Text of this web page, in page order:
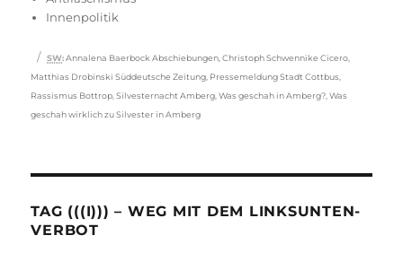
Innenpolitik
Schlagwörter
SW: Annalena Baerbock Abschiebungen ,Christoph Schwennike Cicero
Matthias Drobinski Süddeutsche Zeitung Pressemeldung Stadt Cottbus
Rassismus Bottrop ,Silvesternacht Amberg ,Was geschah in Amberg? ,Was
geschah wirklich zu Silvester in Amberg
TAG (((I))) – WEG MIT DEM LINKSUNTEN-
VERBOT